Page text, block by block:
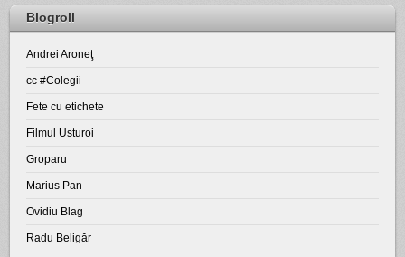
Blogroll
Andrei Aroneţ
cc #Colegii
Fete cu etichete
Filmul Usturoi
Groparu
Marius Pan
Ovidiu Blag
Radu Beligăr